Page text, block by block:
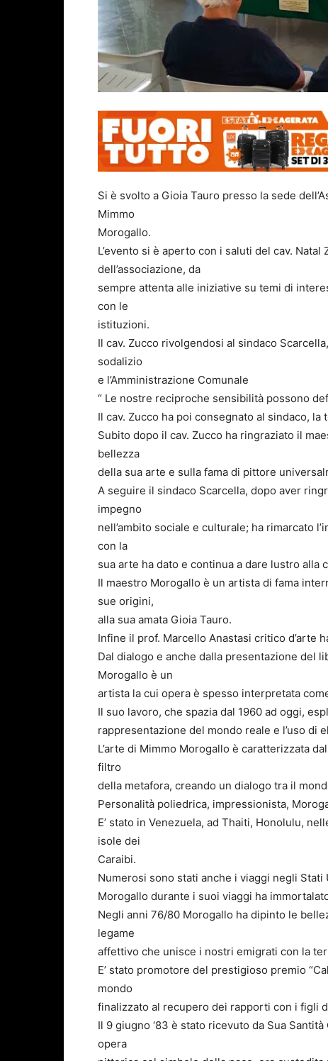
Si è svolto a Gioia Tauro presso la sede
Mimmo
Morogallo.
L’evento si è aperto con i saluti del cav.
dell’associazione, da
sempre attenta alle iniziative su temi di
con le
istituzioni.
Il cav. Zucco rivolgendosi al sindaco
sodalizio
e l’Amministrazione Comunale
“ Le nostre reciproche sensibilità possono
Il cav. Zucco ha poi consegnato al sindaco,
Subito dopo il cav. Zucco ha ringraziato il
bellezza
della sua arte e sulla fama di pittore
A seguire il sindaco Scarcella, dopo aver
impegno
nell’ambito sociale e culturale; ha rimarcato
con la
sua arte ha dato e continua a dare lustro alla
Il maestro Morogallo è un artista di fama
sue origini,
alla sua amata Gioia Tauro.
Infine il prof. Marcello Anastasi critico d’arte
Dal dialogo e anche dalla presentazione del
Morogallo è un
artista la cui opera è spesso interpretata
Il suo lavoro, che spazia dal 1960 ad oggi,
rappresentazione del mondo reale e l’uso di
L’arte di Mimmo Morogallo è caratterizzata
filtro
della metafora, creando un dialogo tra il
Personalità poliedrica, impressionista,
E’ stato in Venezuela, ad Thaiti, Honolulu,
isole dei
Caraibi.
Numerosi sono stati anche i viaggi negli Stati
Morogallo durante i suoi viaggi ha
Negli anni 76/80 Morogallo ha dipinto le
legame
affettivo che unisce i nostri emigrati con la
E’ stato promotore del prestigioso premio
mondo
finalizzato al recupero dei rapporti con i figli
Il 9 giugno ‘83 è stato ricevuto da Sua
opera